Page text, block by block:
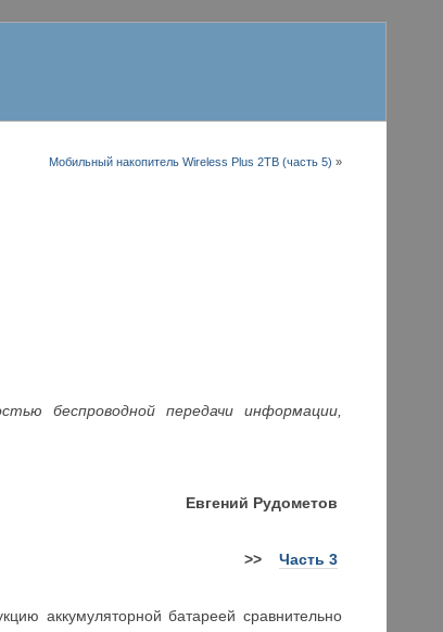
Мобильный накопитель Wireless Plus 2ТB (часть 5) »
беспроводной передачи информации,
Евгений Рудометов
>> Часть 3
аккумуляторной батареей сравнительно